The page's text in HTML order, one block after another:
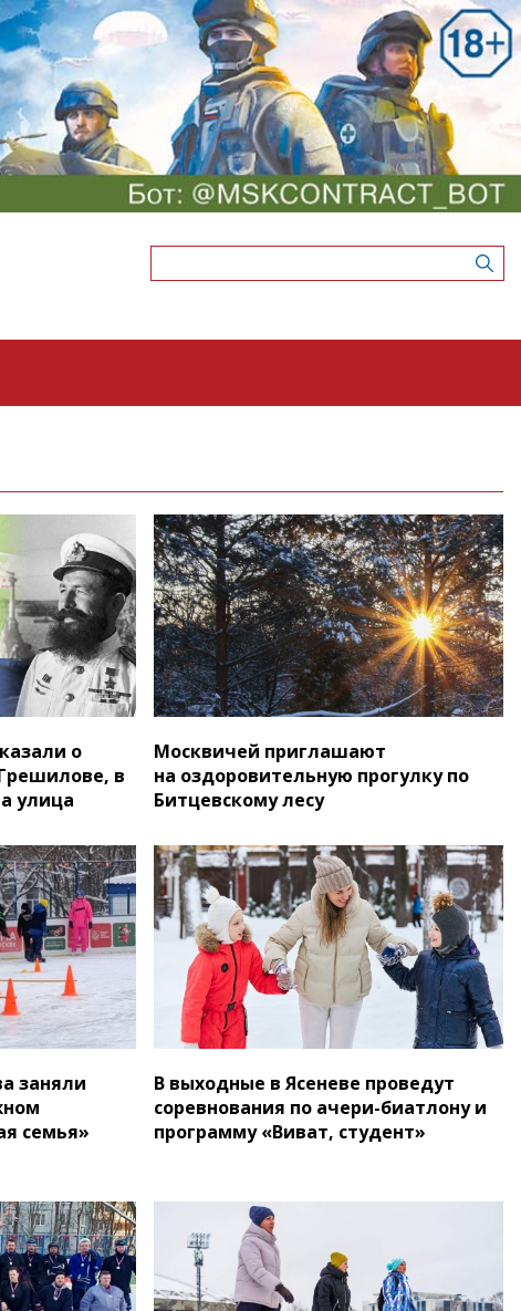
о
в
улица
Москвичей приглашают
на оздоровительную прогулку по
Битцевскому лесу
заняли
семья»
В выходные в Ясеневе проведут
соревнования по ачери-биатлону и
программу «Виват, студент»